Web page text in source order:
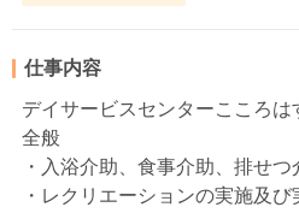
仕事内容
デイサービスセンターこころ
全般
・入浴介助、食事介助、排せ
・レクリエーションの実施及